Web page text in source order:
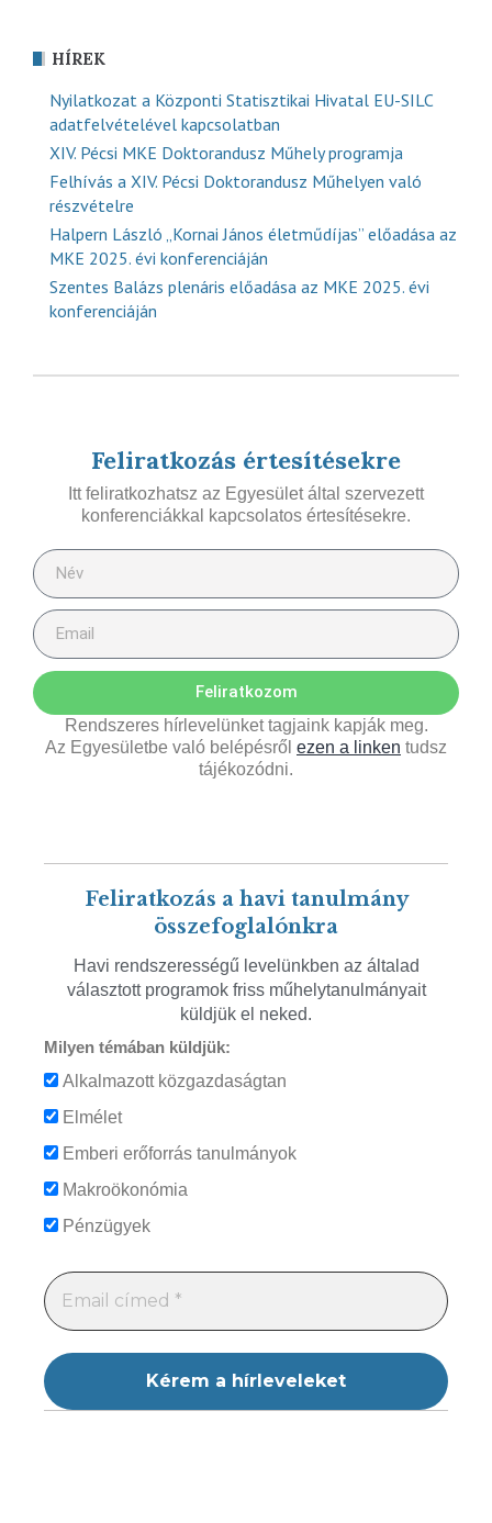
HÍREK
Nyilatkozat a Központi Statisztikai Hivatal EU-SILC
adatfelvételével kapcsolatban
XIV. Pécsi MKE Doktorandusz Műhely programja
Felhívás a XIV. Pécsi Doktorandusz Műhelyen való
részvételre
Halpern László „Kornai János életműdíjas” előadása az
MKE 2025. évi konferenciáján
Szentes Balázs plenáris előadása az MKE 2025. évi
konferenciáján
Feliratkozás értesítésekre
Itt feliratkozhatsz az Egyesület által szervezett
konferenciákkal kapcsolatos értesítésekre.
Feliratkozom
Rendszeres hírlevelünket tagjaink kapják meg.
Az Egyesületbe való belépésről ezen a linken tudsz
tájékozódni.
Feliratkozás a havi tanulmány
összefoglalónkra
Havi rendszerességű levelünkben az általad
választott programok friss műhelytanulmányait
küldjük el neked.
Milyen témában küldjük:
Alkalmazott közgazdaságtan
Elmélet
Emberi erőforrás tanulmányok
Makroökonómia
Pénzügyek